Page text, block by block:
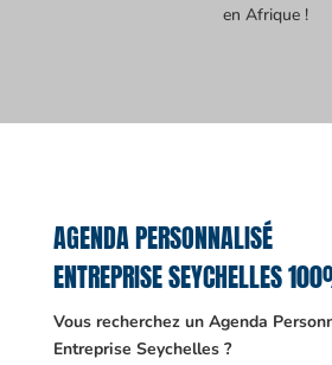
en Afrique !
AGENDA PERSONNALISÉ
ENTREPRISE SEYCHELLES
Vous recherchez un Agenda
Entreprise Seychelles ?